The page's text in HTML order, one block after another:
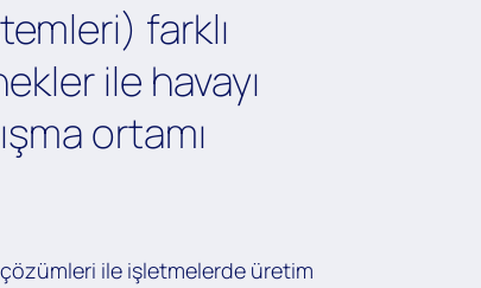
farklı
ile havayı
ortamı
ile işletmelerde üretim